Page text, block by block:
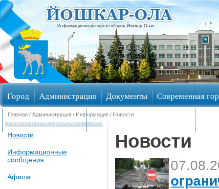
Информационный портал «Город Йошкар-Ола»
Город Администрация Документы Современная
Обращения граждан Общественные обсуждения
Главная / Администрация / Информация / Новости
Новости
Информационные
сообщения
Афиша
Новости